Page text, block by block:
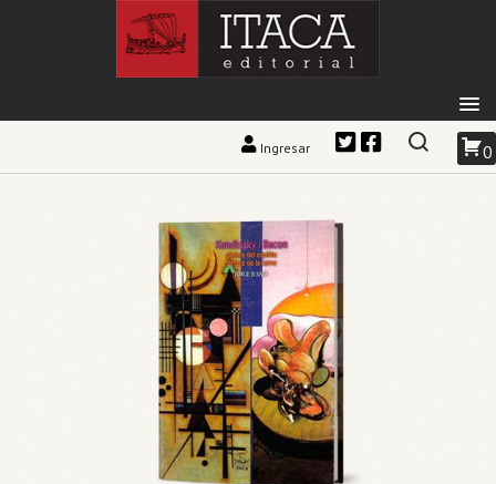
Ingresar 0